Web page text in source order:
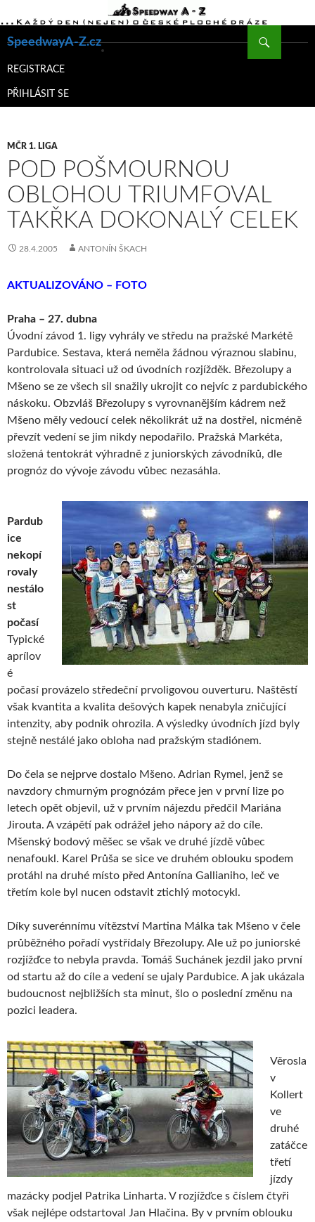
SpeedwayA-Z.cz
K
WEBU
REGISTRACE
PŘIHLÁSIT SE
MČR 1. LIGA
POD POŠMOURNOU
OBLOHOU TRIUMFOVAL
TAKŘKA DOKONALÝ CELEK
28.4.2005 ANTONÍN ŠKACH
AKTUALIZOVÁNO – FOTO
Praha – 27. dubna
Úvodní závod 1. ligy vyhrály ve středu na pražské Markétě
Pardubice. Sestava, která neměla žádnou výraznou slabinu,
kontrolovala situaci už od úvodních rozjížděk. Březolupy a
Mšeno se ze všech sil snažily ukrojit co nejvíc z pardubického
náskoku. Obzvláš Březolupy s vyrovnanějším kádrem než
Mšeno měly vedoucí celek několikrát už na dostřel, nicméně
převzít vedení se jim nikdy nepodařilo. Pražská Markéta,
složená tentokrát výhradně z juniorských závodníků, dle
prognóz do vývoje závodu vůbec nezasáhla.
Pardub
ice
nekopí
rovaly
nestálo
st
počasí
Typické
aprílov
é
počasí provázelo středeční prvoligovou ouverturu. Naštěstí
však kvantita a kvalita dešových kapek nenabyla zničující
intenzity, aby podnik ohrozila. A výsledky úvodních jízd byly
stejně nestálé jako obloha nad pražským stadiónem.
Do čela se nejprve dostalo Mšeno. Adrian Rymel, jenž se
navzdory chmurným prognózám přece jen v první lize po
letech opět objevil, už v prvním nájezdu předčil Mariána
Jirouta. A vzápětí pak odrážel jeho nápory až do cíle.
Mšenský bodový měšec se však ve druhé jízdě vůbec
nenafoukl. Karel Průša se sice ve druhém oblouku spodem
protáhl na druhé místo před Antonína Gallianiho, leč ve
třetím kole byl nucen odstavit ztichlý motocykl.
Díky suverénnímu vítězství Martina Málka tak Mšeno v čele
průběžného pořadí vystřídaly Březolupy. Ale už po juniorské
rozjížďce to nebyla pravda. Tomáš Suchánek jezdil jako první
od startu až do cíle a vedení se ujaly Pardubice. A jak ukázala
budoucnost nejbližších sta minut, šlo o poslední změnu na
pozici leadera.
Věrosla
v
Kollert
ve
druhé
zatáčce
třetí
jízdy
mazácky podjel Patrika Linharta. V rozjížďce s číslem čtyři
však nejlépe odstartoval Jan Hlačina. By v prvním oblouku